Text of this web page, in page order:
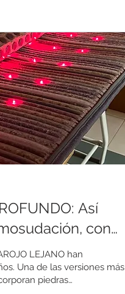
Así
con
y piedras
LEJANO han
Una de las versiones más
piedras